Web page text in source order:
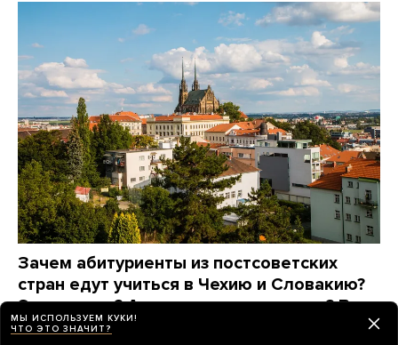
Зачем абитуриенты из постсоветских
стран едут учиться в Чехию и Словакию?
Это дорого? А язык сложно выучить? Вот
что говорят они сами
МЫ ИСПОЛЬЗУЕМ КУКИ!
ЧТО ЭТО ЗНАЧИТ?